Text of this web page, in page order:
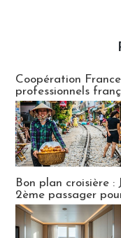
Coopération
professionnels
Bon plan croisière
2ème passager